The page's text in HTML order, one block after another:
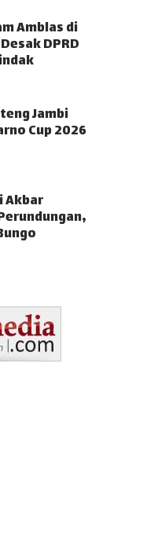
Amblas di
DPRD
Jambi
Cup 2026
Akbar